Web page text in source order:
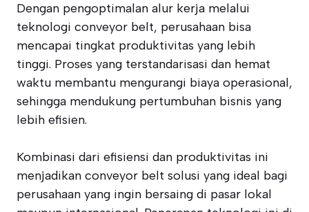
Dengan pengoptimalan alur kerja melalui
teknologi conveyor belt, perusahaan bisa
mencapai tingkat produktivitas yang lebih
tinggi. Proses yang terstandarisasi dan hemat
waktu membantu mengurangi biaya operasional,
sehingga mendukung pertumbuhan bisnis yang
lebih efisien.
Kombinasi dari efisiensi dan produktivitas ini
menjadikan conveyor belt solusi yang ideal bagi
perusahaan yang ingin bersaing di pasar lokal